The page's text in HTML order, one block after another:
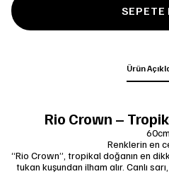
SEPETE
Ürün
Rio Crown –
60cm
Renklerin en
“Rio Crown”, tropikal doğanın en
tukan kuşundan ilham alır. Canlı